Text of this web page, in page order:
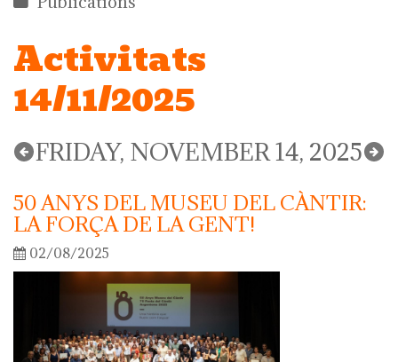
Activitats
14/11/2025
FRIDAY, NOVEMBER 14, 2025
50 ANYS DEL MUSEU DEL CÀNTIR:
LA FORÇA DE LA GENT!
02/08/2025